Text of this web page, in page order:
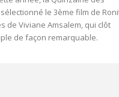
le 3ème film de
de Viviane Amsalem, qui clôt
de façon remarquable.